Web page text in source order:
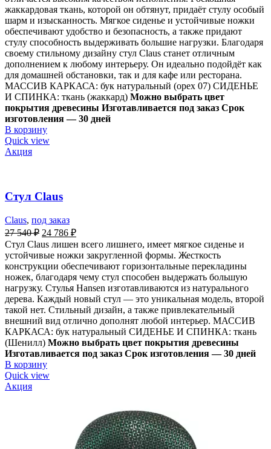
жаккардовая ткань, которой он обтянут, придаёт стулу особый
шарм и изысканность. Мягкое сиденье и устойчивые ножки
обеспечивают удобство и безопасность, а также придают
стулу способность выдерживать большие нагрузки. Благодаря
своему стильному дизайну стул Claus станет отличным
дополнением к любому интерьеру. Он идеально подойдёт как
для домашней обстановки, так и для кафе или ресторана.
МАССИВ КАРКАСА: бук натуральный (орех 07) СИДЕНЬЕ
И СПИНКА: ткань (жаккард) Можно выбрать цвет
покрытия древесины Изготавливается под заказ Срок
изготовления — 30 дней
В корзину
Quick view
Акция
Стул Claus
Claus, под заказ
27 540₽ 24 786 ₽
Стул Claus лишен всего лишнего, имеет мягкое сиденье и
устойчивые ножки закругленной формы. Жесткость
конструкции обеспечивают горизонтальные перекладины
ножек, благодаря чему стул способен выдержать большую
нагрузку. Стулья Hansen изготавливаются из натурального
дерева. Каждый новый стул — это уникальная модель, второй
такой нет. Стильный дизайн, а также привлекательный
внешний вид отлично дополнят любой интерьер. МАССИВ
КАРКАСА: бук натуральный СИДЕНЬЕ И СПИНКА: ткань
(Шенилл) Можно выбрать цвет покрытия древесины
Изготавливается под заказ Срок изготовления — 30 дней
В корзину
Quick view
Акция